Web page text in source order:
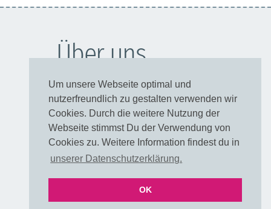
Um unsere Webseite optimal und
nutzerfreundlich zu gestalten verwenden wir
Cookies. Durch die weitere Nutzung der
Webseite stimmst Du der Verwendung von
Cookies zu. Weitere Information findest du in
unserer Datenschutzerklärung.
OK
Über uns
Muster / Farbkarte
FAQ Farben
FAQ Farben als PDF
UNI & Stoffe mit Verlauf
Versand & Lieferzeiten
Über uns